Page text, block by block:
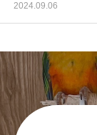
2024.09.06